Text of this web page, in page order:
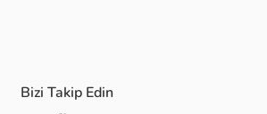
Bizi Takip Edin